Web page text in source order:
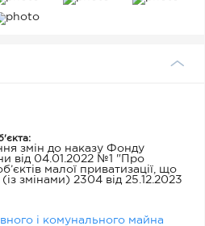
змін до наказу Фонду
від 04.01.2022 №1 "Про
малої приватизації, що
змінами) 2304 від 25.12.2023
і комунального майна